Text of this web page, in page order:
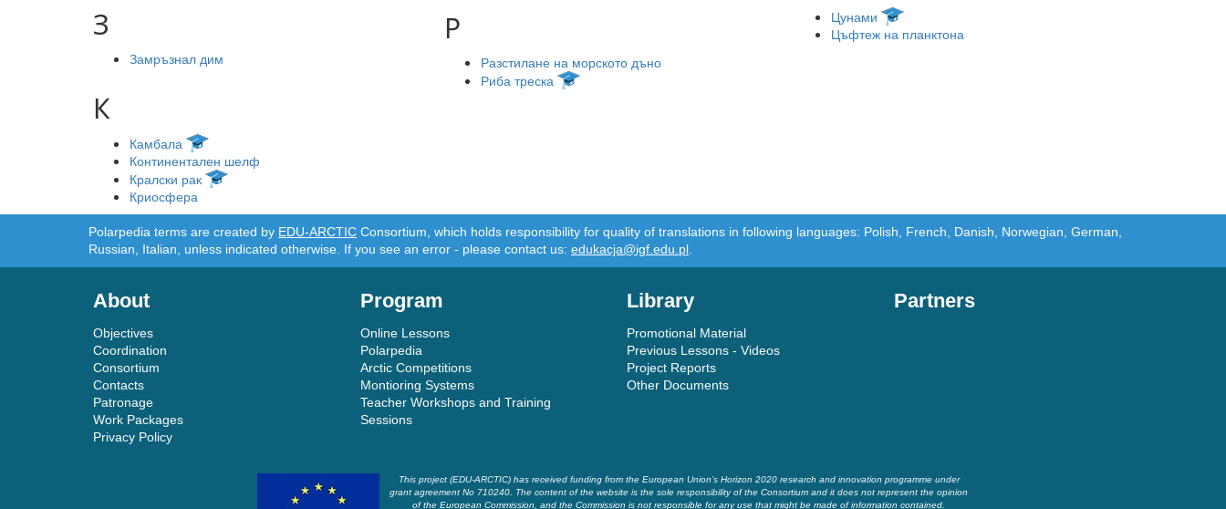
З
Замръзнал дим
К
Камбала
Континентален шелф
Кралски рак
Криосфера
Р
Разстилане на морското дъно
Риба треска
Цунами
Цъфтеж на планктона
Polarpedia terms are created by EDU-ARCTIC Consortium, which holds responsibility for quality of translations in following languages: Polish, French, Danish, Norwegian, German,
Russian, Italian, unless indicated otherwise. If you see an error - please contact us: edukacja@igf.edu.pl
About
Objectives
Coordination
Consortium
Contacts
Patronage
Work Packages
Privacy Policy
Program
Online Lessons
Polarpedia
Arctic Competitions
Montioring Systems
Teacher Workshops and Training
Sessions
Library
Promotional Material
Previous Lessons - Videos
Project Reports
Other Documents
Partners
This project (EDU-ARCTIC) has received funding from the European Union’s Horizon 2020 research and innovation programme under
grant agreement No 710240. The content of the website is the sole responsibility of the Consortium and it does not represent the opinion
of the European Commission, and the Commission is not responsible for any use that might be made of information contained.